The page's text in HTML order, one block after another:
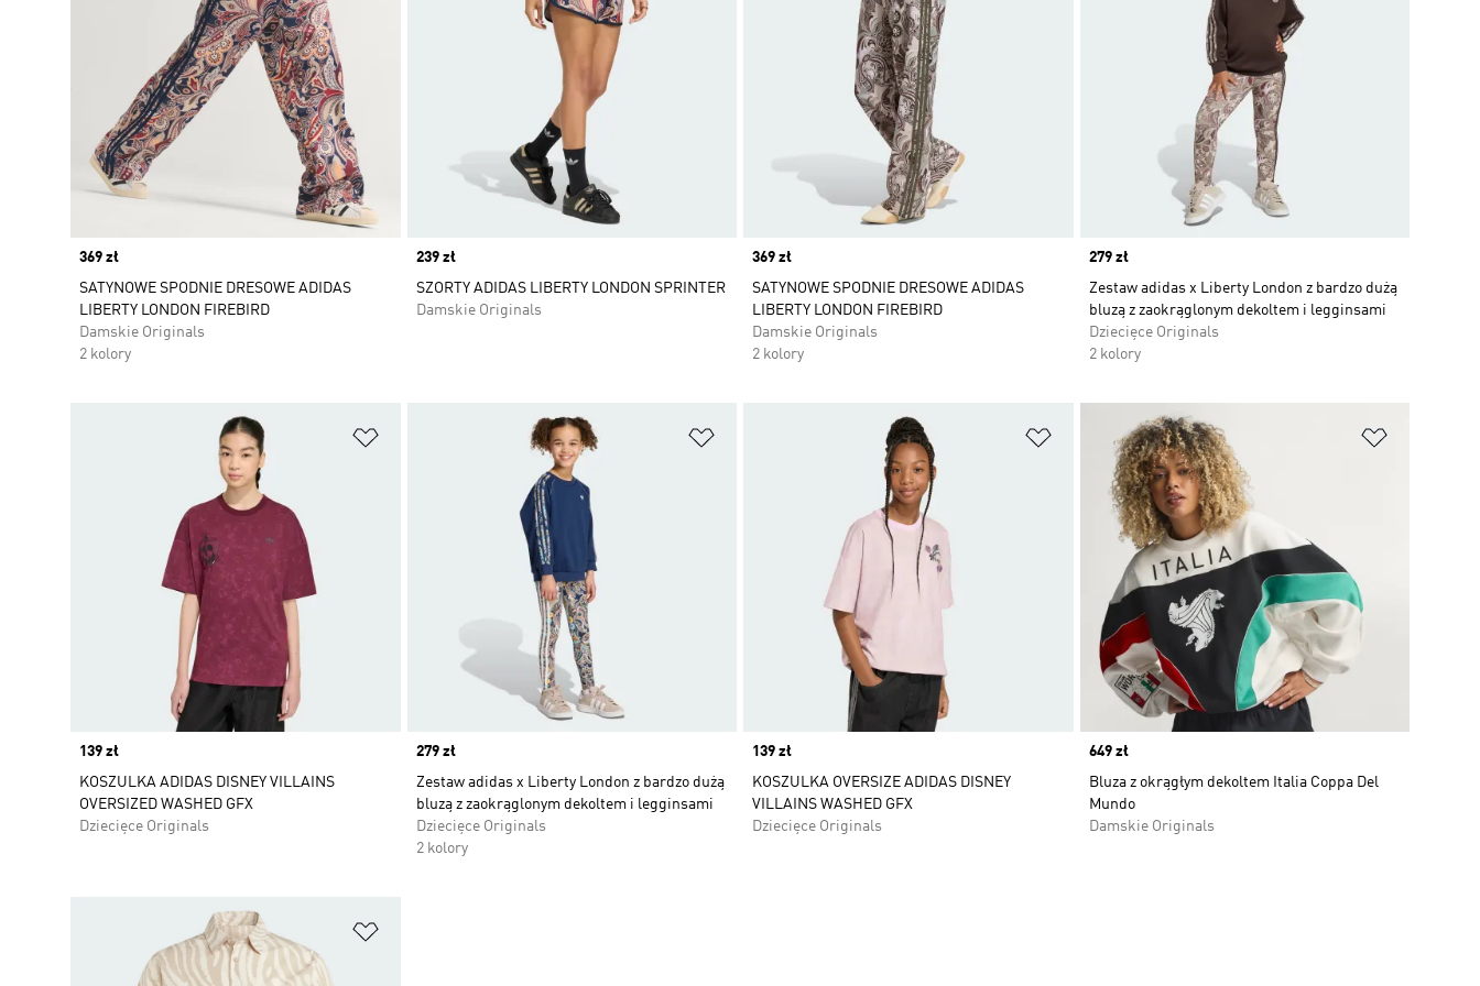
Price
369 zł
SATYNOWE SPODNIE DRESOWE ADIDAS
LIBERTY LONDON FIREBIRD
Damskie Originals
2 kolory
Price
239 zł
SZORTY ADIDAS LIBERTY LONDON SPRINTER
Damskie Originals
Price
369 zł
SATYNOWE SPODNIE DRESOWE ADIDAS
LIBERTY LONDON FIREBIRD
Damskie Originals
2 kolory
Price
279 zł
Zestaw adidas x Liberty London z bardzo dużą
bluzą z zaokrąglonym dekoltem i legginsami
Dziecięce Originals
2 kolory
Dodaj do listy życzeń
Price
139 zł
KOSZULKA ADIDAS DISNEY VILLAINS
OVERSIZED WASHED GFX
Dziecięce Originals
Price
279 zł
Zestaw adidas x Liberty London z bardzo dużą
bluzą z zaokrąglonym dekoltem i legginsami
Dziecięce Originals
2 kolory
Dodaj do listy życzeń
Price
139 zł
KOSZULKA OVERSIZE ADIDAS DISNEY
VILLAINS WASHED GFX
Dziecięce Originals
Price
649 zł
Bluza z okrągłym dekoltem Italia Coppa Del
Mundo
Damskie Originals